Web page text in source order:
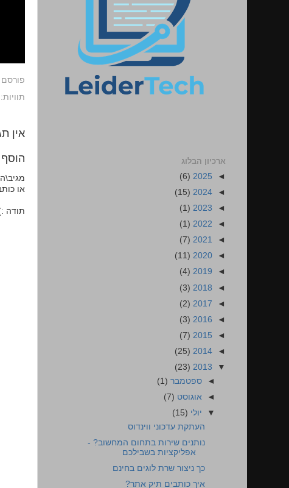
פורסם
תוויות:
אין
או
תודה
ארכיון הבלוג
◄
2025
(6)
◄
2024
(15)
◄
2023
(1)
◄
2022
(1)
◄
2021
(7)
◄
2020
(11)
◄
2019
(4)
◄
2018
(3)
◄
2017
(2)
◄
2016
(3)
◄
2015
(7)
◄
2014
(25)
▼
2013
(23)
◄ ספטמבר (1)
◄ אוגוסט (7)
▼ יולי (15)
העתקת עדכוני ווינדוס
נותנים שירות בתחום המחשוב? -
אפליקציות בשבילכם
כך ניצור שרת לוגים בחינם
איך כותבים תיק אתר?